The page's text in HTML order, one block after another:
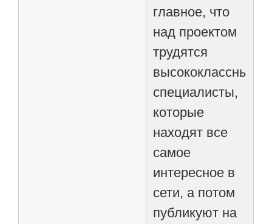
главное, что
над проектом
трудятся
высококлассные
специалисты,
которые
находят все
самое
интересное в
сети, а потом
публикуют на